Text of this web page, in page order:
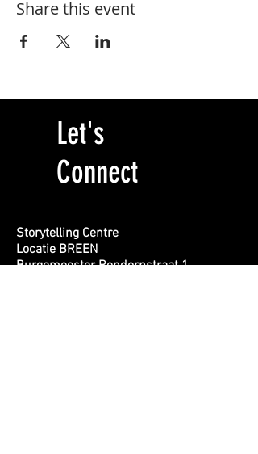
Share this event
Let's
Connect
Storytelling Centre
Locatie BREEN
Burgemeester Rendorpstraat 1